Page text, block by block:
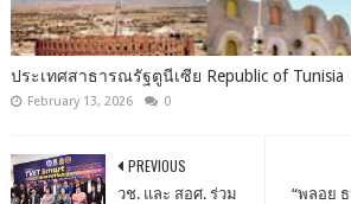
ประเทศสาธารณรัฐตูนีเซีย Republic of Tunisia
February 13, 2026 0
“พลอย
PREVIOUS
วช. และ สอศ. ร่วม